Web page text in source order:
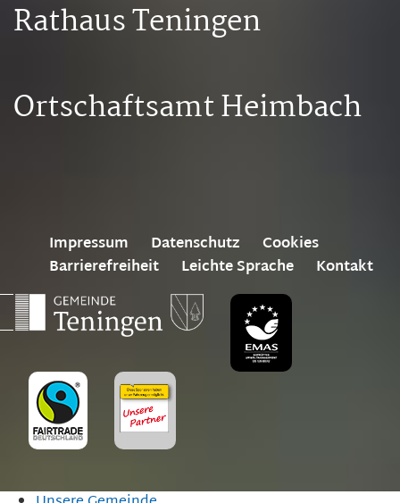
Rathaus Teningen
Ortschaftsamt Heimbach
Impressum Datenschutz
Cookies
Barrierefreiheit
Leichte Sprache Kontakt